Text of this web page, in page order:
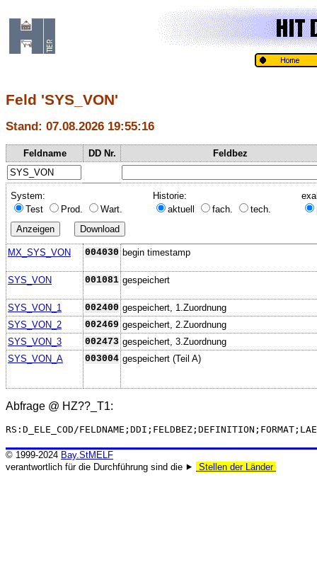
Feld 'SYS_VON'
Stand: 07.08.2026 19:55:16
Feldname DD Nr. Feldbez
System:
Test
Prod. Wart.
Historie:
aktuell
fach. tech.
MX_SYS_VON 004030 begin timestamp
SYS_VON 001081 gespeichert
SYS_VON_1 002400 gespeichert, 1.Zuordnung
SYS_VON_2
002469 gespeichert, 2.Zuordnung
SYS_VON_3
002473 gespeichert, 3.Zuordnung
SYS_VON_A
003004 gespeichert (Teil A)
Abfrage @ HZ??_T1:
RS:D_ELE_COD/
© 1999-2024 Bay.StMELF
verantwortlich für die Durchführung sind die ⯈
Stellen der Länder